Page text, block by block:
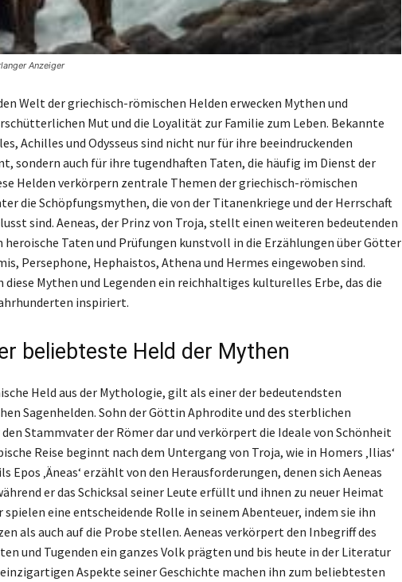
Anzeiger
Welt der griechisch-römischen Helden erwecken Mythen und
Mut und die Loyalität zur Familie zum Leben. Bekannte
Achilles und Odysseus sind nicht nur für ihre beeindruckenden
sondern auch für ihre tugendhaften Taten, die häufig im Dienst der
Helden verkörpern zentrale Themen der griechisch-römischen
die Schöpfungsmythen, die von der Titanenkriege und der Herrschaft
sind. Aeneas, der Prinz von Troja, stellt einen weiteren bedeutenden
heroische Taten und Prüfungen kunstvoll in die Erzählungen über Götter
Persephone, Hephaistos, Athena und Hermes eingewoben sind.
diese Mythen und Legenden ein reichhaltiges kulturelles Erbe, das die
inspiriert.
beliebteste Held der Mythen
Held aus der Mythologie, gilt als einer der bedeutendsten
Sagenhelden. Sohn der Göttin Aphrodite und des sterblichen
Stammvater der Römer dar und verkörpert die Ideale von Schönheit
Reise beginnt nach dem Untergang von Troja, wie in Homers ‚Ilias‘
Epos ‚Äneas‘ erzählt von den Herausforderungen, denen sich Aeneas
er das Schicksal seiner Leute erfüllt und ihnen zu neuer Heimat
eine entscheidende Rolle in seinem Abenteuer, indem sie ihn
als auch auf die Probe stellen. Aeneas verkörpert den Inbegriff des
und Tugenden ein ganzes Volk prägten und bis heute in der Literatur
Aspekte seiner Geschichte machen ihn zum beliebtesten